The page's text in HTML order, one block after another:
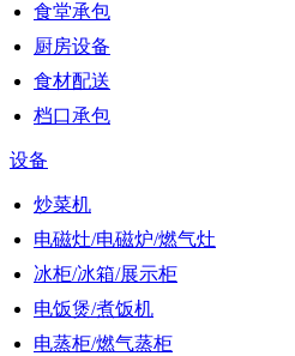
食堂承包
厨房设备
食材配送
档口承包
设备
炒菜机
电磁灶/电磁炉/燃气灶
冰柜/冰箱/展示柜
电饭煲/煮饭机
电蒸柜/燃气蒸柜